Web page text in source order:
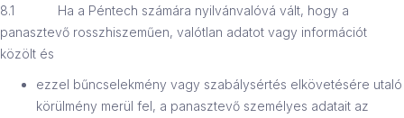
8.1 Ha a Péntech számára nyilvánvalóvá vált, hogy a
panasztevő rosszhiszeműen, valótlan adatot vagy információt
közölt és
ezzel bűncselekmény vagy szabálysértés elkövetésére utaló
körülmény merül fel, a panasztevő személyes adatait az